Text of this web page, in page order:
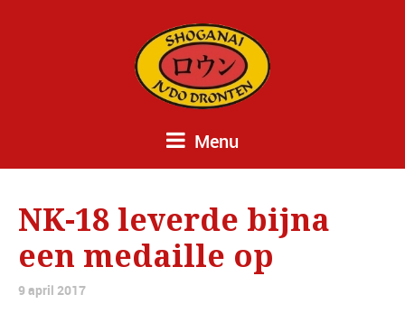
Menu
NK-18 leverde bijna
een medaille op
9 april 2017